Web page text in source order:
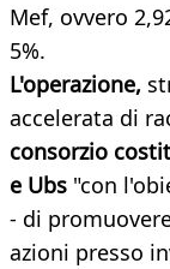
Mef, ovvero
5%.
L'operazione,
accelerata di
consorzio
e Ubs "con
- di
azioni presso